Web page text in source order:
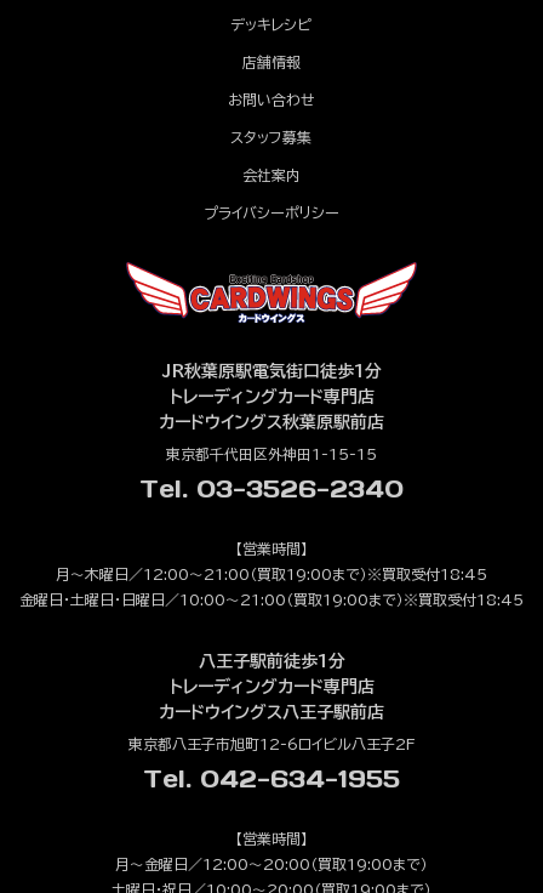
デッキレシピ
店舗情報
お問い合わせ
スタッフ募集
会社案内
プライバシーポリシー
JR秋葉原駅電気街口徒歩1分
トレーディングカード専門店
カードウイングス秋葉原駅前店
東京都千代田区外神田1-15-15
Tel. 03-3526-2340
【営業時間】
月～木曜日／12:00～21:00（買取19:00まで）※買取受付18:45
金曜日・土曜日・日曜日／10:00～21:00（買取19:00まで）※買取受付18:45
八王子駅前徒歩1分
トレーディングカード専門店
カードウイングス八王子駅前店
東京都八王子市旭町12-6ロイビル八王子2F
Tel. 042-634-1955
【営業時間】
月～金曜日／12:00～20:00（買取19:00まで）
土曜日・祝日／10:00～20:00（買取19:00まで）